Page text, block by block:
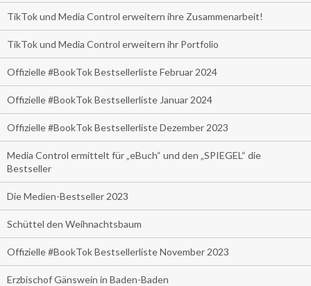
TikTok und Media Control erweitern ihre Zusammenarbeit!
TikTok und Media Control erweitern ihr Portfolio
Offizielle #BookTok Bestsellerliste Februar 2024
Offizielle #BookTok Bestsellerliste Januar 2024
Offizielle #BookTok Bestsellerliste Dezember 2023
Media Control ermittelt für „eBuch“ und den „SPIEGEL“ die
Bestseller
Die Medien-Bestseller 2023
Schüttel den Weihnachtsbaum
Offizielle #BookTok Bestsellerliste November 2023
Erzbischof Gänswein in Baden-Baden